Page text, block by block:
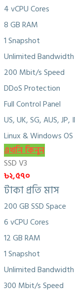
4 vCPU Cores
8 GB RAM
1 Snapshot
Unlimited Bandwidth
200 Mbit/s Speed
DDoS Protection
Full Control Panel
US, UK, SG, AUS, JP,
Linux & Windows OS
এখনি কিনুন
SSD V3
৳২,৫৭০
টাকা প্রতি মাস
200 GB SSD Space
6 vCPU Cores
12 GB RAM
1 Snapshot
Unlimited Bandwidth
300 Mbit/s Speed